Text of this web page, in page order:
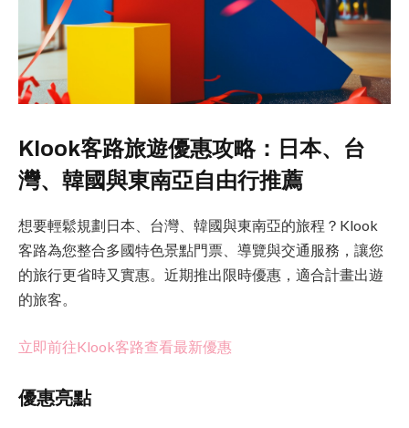
Klook客路旅遊優惠攻略：日本、台
灣、韓國與東南亞自由行推薦
想要輕鬆規劃日本、台灣、韓國與東南亞的旅程？Klook
客路為您整合多國特色景點門票、導覽與交通服務，讓您
的旅行更省時又實惠。近期推出限時優惠，適合計畫出遊
的旅客。
立即前往Klook客路查看最新優惠
優惠亮點